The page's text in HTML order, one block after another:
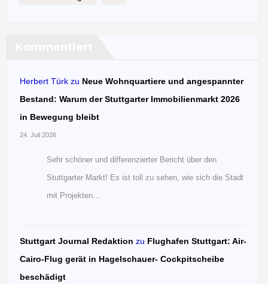
Herbert Türk zu Neue Wohnquartiere und angespannter
Bestand: Warum der Stuttgarter Immobilienmarkt 2026
in Bewegung bleibt
24. Juli 2026
Sehr schöner und differenzierter Bericht über den
Stuttgarter Markt! Es ist toll zu sehen, wie sich die Stadt
mit Projekten…
Stuttgart Journal Redaktion zu Flughafen Stuttgart: Air-
Cairo-Flug gerät in Hagelschauer- Cockpitscheibe
beschädigt